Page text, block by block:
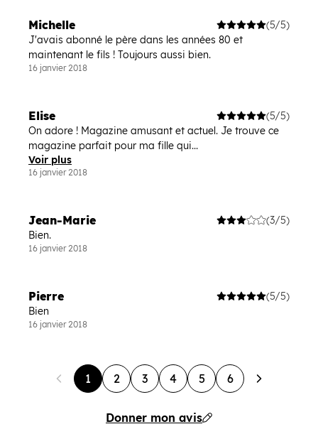
Michelle
(5/5)
J'avais abonné le père dans les années 80 et
maintenant le fils ! Toujours aussi bien.
16 janvier 2018
Elise
(5/5)
On adore ! Magazine amusant et actuel. Je trouve ce
magazine parfait pour ma fille qui...
Voir plus
16 janvier 2018
Jean-Marie
(3/5)
Bien.
16 janvier 2018
Pierre
(5/5)
Bien
16 janvier 2018
1 2 3 4 5 6
Donner mon avis